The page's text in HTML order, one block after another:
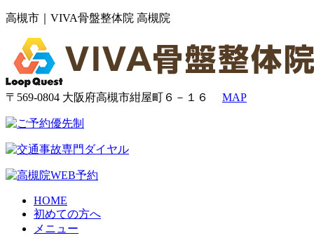
高槻市｜VIVA骨盤整体院 高槻院
〒569-0804 大阪府高槻市紺屋町６－１６ MAP
HOME
初めての方へ
メニュー